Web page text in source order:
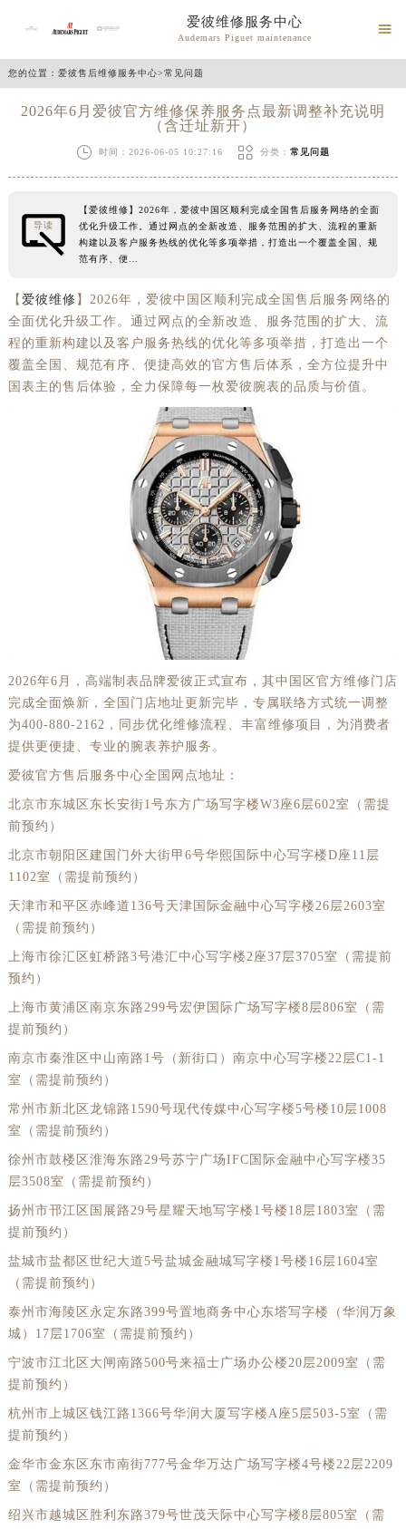
爱彼维修服务中心
Audemars Piguet maintenance

您的位置： 爱彼售后维修服务中心>常见问题
2026年6月爱彼官方维修保养服务点最新调整补充说明
（含迁址新开）
 时间：2026-06-05 10:27:16  分类： 常见问题
导读
【爱彼维修】2026年，爱彼中国区顺利完成全国售后服务网络的全面
优化升级工作。通过网点的全新改造、服务范围的扩大、流程的重新
构建以及客户服务热线的优化等多项举措，打造出一个覆盖全国、规
范有序、便…
【 爱彼维修 】2026年，爱彼中国区顺利完成全国售后服务网络的
全面优化升级工作。通过网点的全新改造、服务范围的扩大、流
程的重新构建以及客户服务热线的优化等多项举措，打造出一个
覆盖全国、规范有序、便捷高效的官方售后体系，全方位提升中
国表主的售后体验，全力保障每一枚爱彼腕表的品质与价值。
2026年6月，高端制表品牌爱彼正式宣布，其中国区官方维修门店
完成全面焕新，全国门店地址更新完毕，专属联络方式统一调整
为400-880-2162，同步优化维修流程、丰富维修项目，为消费者
提供更便捷、专业的腕表养护服务。
爱彼官方售后服务中心全国网点地址：
北京市东城区东长安街1号东方广场写字楼W3座6层602室（需提
前预约）
北京市朝阳区建国门外大街甲6号华熙国际中心写字楼D座11层
1102室（需提前预约）
天津市和平区赤峰道136号天津国际金融中心写字楼26层2603室
（需提前预约）
上海市徐汇区虹桥路3号港汇中心写字楼2座37层3705室（需提前
预约）
上海市黄浦区南京东路299号宏伊国际广场写字楼8层806室（需
提前预约）
南京市秦淮区中山南路1号（新街口）南京中心写字楼22层C1-1
室（需提前预约）
常州市新北区龙锦路1590号现代传媒中心写字楼5号楼10层1008
室（需提前预约）
徐州市鼓楼区淮海东路29号苏宁广场IFC国际金融中心写字楼35
层3508室（需提前预约）
扬州市邗江区国展路29号星耀天地写字楼1号楼18层1803室（需
提前预约）
盐城市盐都区世纪大道5号盐城金融城写字楼1号楼16层1604室
（需提前预约）
泰州市海陵区永定东路399号置地商务中心东塔写字楼（华润万象
城）17层1706室（需提前预约）
宁波市江北区大闸南路500号来福士广场办公楼20层2009室（需
提前预约）
杭州市上城区钱江路1366号华润大厦写字楼A座5层503-5室（需
提前预约）
金华市金东区东市南街777号金华万达广场写字楼4号楼22层2209
室（需提前预约）
绍兴市越城区胜利东路379号世茂天际中心写字楼8层805室（需